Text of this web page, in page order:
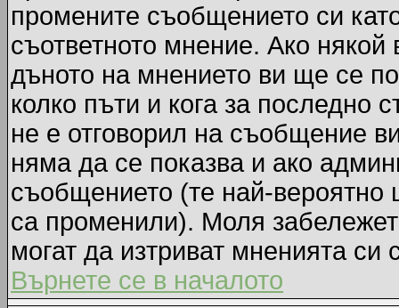
промените съобщението си
съответното мнение. Ако
дъното на мнението ви ще се
колко пъти и кога за последно
не е отговорил на съобщение
няма да се показва и ако
съобщението (те най-
са променили). Моля
могат да изтриват мненията си
Върнете се в началото